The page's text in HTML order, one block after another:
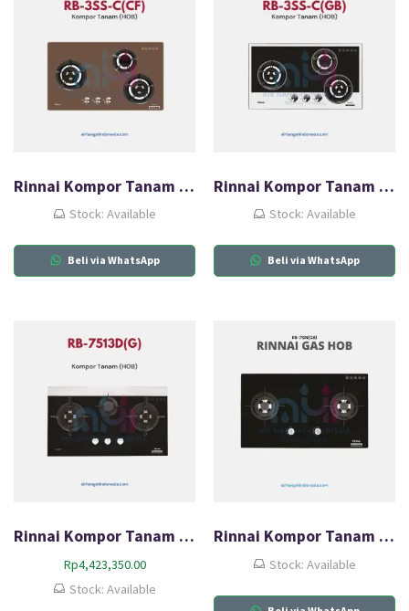
Rinnai Kompor Tanam Gas (HOB) RB-3SS-C(CF)
Stock: Available
Beli via WhatsApp
Rinnai Kompor Tanam (HOB) RB-3SS-C(GB)
Stock: Available
Beli via WhatsApp
Rinnai Kompor Tanam Gas (HOB) RB-7513D(G)
Rp4,423,350.00
Stock: Available
Rinnai Kompor Tanam Gas HOB RB-712N (GB)
Stock: Available